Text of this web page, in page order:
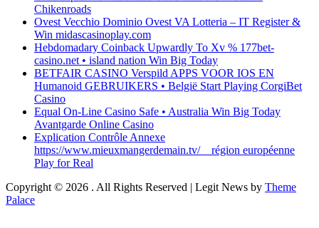
Chikenroads
Ovest Vecchio Dominio Ovest VA Lotteria – IT Register &
Win midascasinoplay.com
Hebdomadary Coinback Upwardly To Xv % 177bet-
casino.net • island nation Win Big Today
BETFAIR CASINO Verspild APPS VOOR IOS EN
Humanoid GEBRUIKERS • België Start Playing CorgiBet
Casino
Equal On-Line Casino Safe • Australia Win Big Today
Avantgarde Online Casino
Explication Contrôle Annexe
https://www.mieuxmangerdemain.tv/ _ région européenne
Play for Real
Copyright © 2026 . All Rights Reserved | Legit News by Theme
Palace